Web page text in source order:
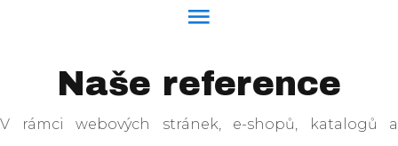
Naše reference
V rámci webových stránek, e-shopů, katalogů a